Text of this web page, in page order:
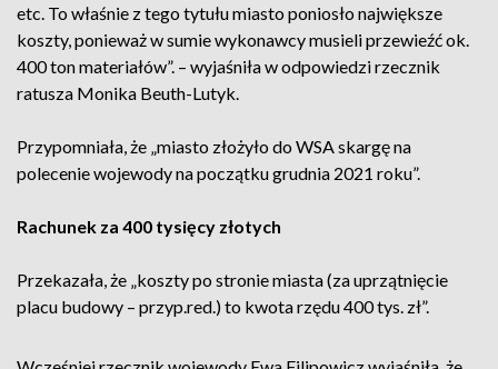
etc. To właśnie z tego tytułu miasto poniosło największe
koszty, ponieważ w sumie wykonawcy musieli przewieźć ok.
400 ton materiałów”. – wyjaśniła w odpowiedzi rzecznik
ratusza Monika Beuth-Lutyk.
Przypomniała, że „miasto złożyło do WSA skargę na
polecenie wojewody na początku grudnia 2021 roku”.
Rachunek za 400 tysięcy złotych
Przekazała, że „koszty po stronie miasta (za uprzątnięcie
placu budowy – przyp.red.) to kwota rzędu 400 tys. zł”.